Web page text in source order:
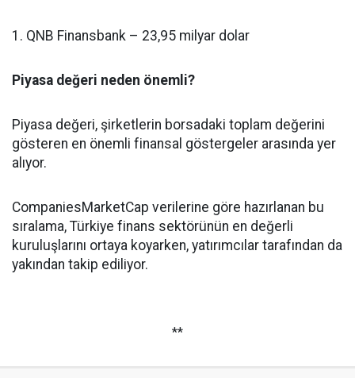
1. QNB Finansbank – 23,95 milyar dolar
Piyasa değeri neden önemli?
Piyasa değeri, şirketlerin borsadaki toplam değerini
gösteren en önemli finansal göstergeler arasında yer
alıyor.
CompaniesMarketCap verilerine göre hazırlanan bu
sıralama, Türkiye finans sektörünün en değerli
kuruluşlarını ortaya koyarken, yatırımcılar tarafından da
yakından takip ediliyor.
**